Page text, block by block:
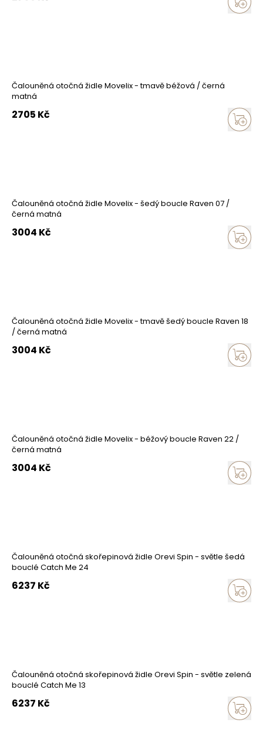
Čalouněná otočná židle Movelix - tmavě béžová / černá
matná
2705 Kč
Čalouněná otočná židle Movelix - šedý boucle Raven 07 /
černá matná
3004 Kč
Čalouněná otočná židle Movelix - tmavě šedý boucle Raven 18
/ černá matná
3004 Kč
Čalouněná otočná židle Movelix - béžový boucle Raven 22 /
černá matná
3004 Kč
Čalouněná otočná skořepinová židle Orevi Spin - světle šedá
bouclé Catch Me 24
6237 Kč
Čalouněná otočná skořepinová židle Orevi Spin - světle zelená
bouclé Catch Me 13
6237 Kč